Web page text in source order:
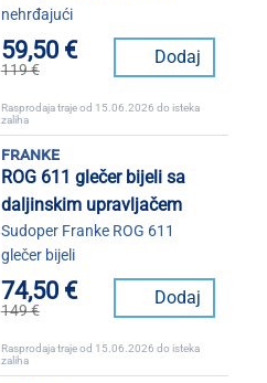
nehrđajući
59,50 €
119 €
Dodaj
Rasprodaja traje od 15.06.2026 do isteka
zaliha
franke
ROG 611 glečer bijeli sa
daljinskim upravljačem
Sudoper Franke ROG 611
glečer bijeli
74,50 €
149 €
Dodaj
Rasprodaja traje od 15.06.2026 do isteka
zaliha